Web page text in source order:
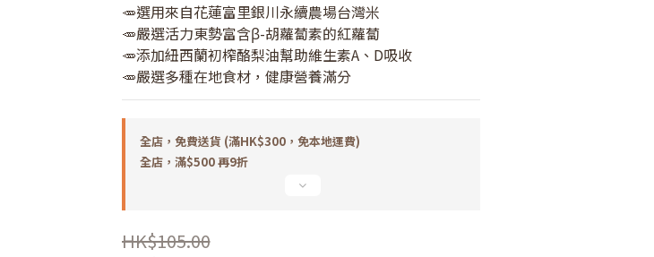
🥕選用來自花蓮富里銀川永續農場台灣米
🥕嚴選活力東勢富含β-胡蘿蔔素的紅蘿蔔
🥕添加紐西蘭初榨酪梨油幫助維生素A、D吸收
🥕嚴選多種在地食材，健康營養滿分
全店，免費送貨 (滿HK$300，免本地運費)
全店，滿$500 再9折
HK$105.00